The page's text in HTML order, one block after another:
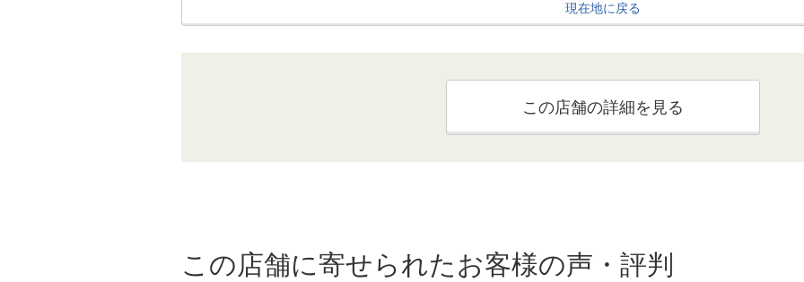
現在地に戻る
この店舗の詳細を見る
この店舗に寄せられたお客様の声・評判